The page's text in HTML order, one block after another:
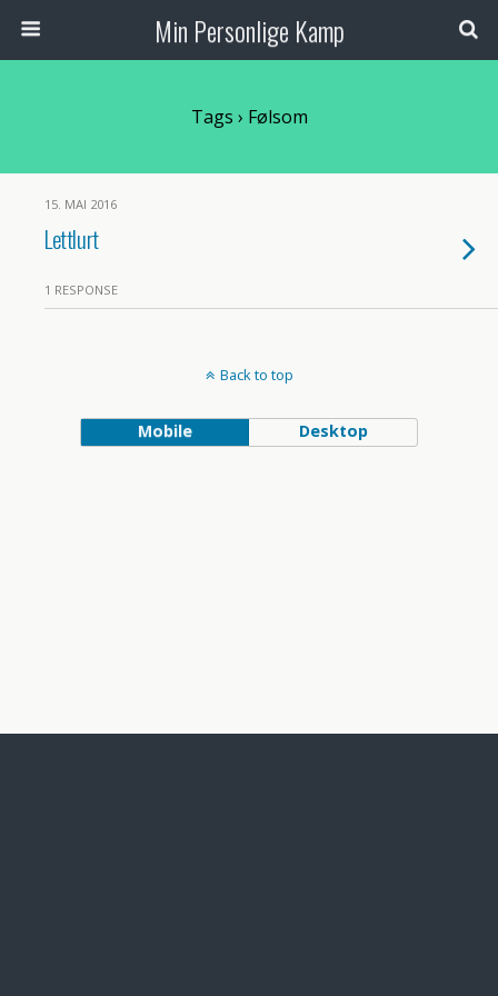
Min Personlige Kamp
Tags › Følsom
15. MAI 2016
Lettlurt
1 RESPONSE
Back to top
Mobile Desktop